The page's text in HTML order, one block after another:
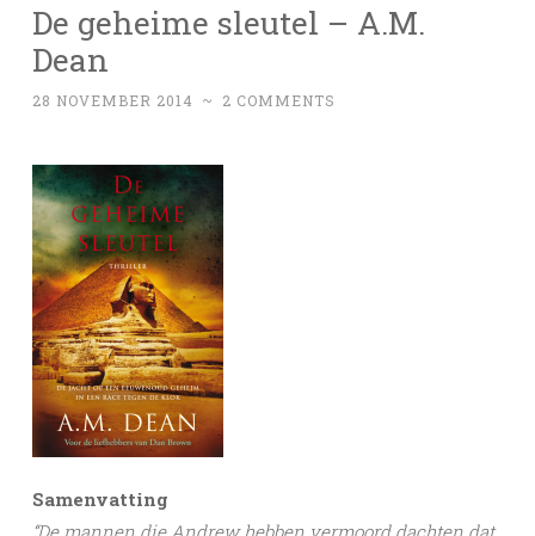
De geheime sleutel – A.M.
Dean
28 NOVEMBER 2014 ~ 2 COMMENTS
Samenvatting